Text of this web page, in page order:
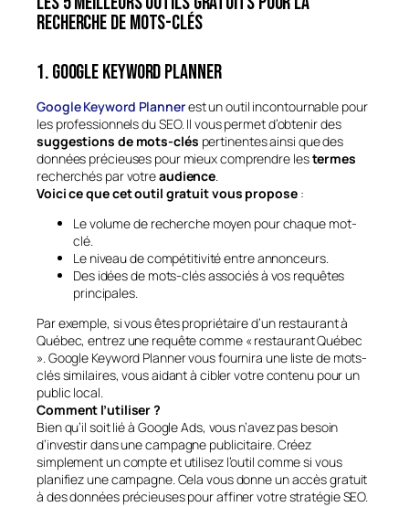
recherche de mots-clés
1. Google Keyword Planner
Google Keyword Plannerest un outil incontournable pour
les professionnels du SEO. Il vous permet d’obtenir des
suggestions de mots-clés pertinentes ainsi que des
données précieuses pour mieux comprendre lestermes
recherchés par votreaudience.
Voici ce que cet outil gratuit vous propose :
Le volume de recherche moyen pour chaque mot-
clé.
Le niveau de compétitivité entre annonceurs.
Des idées de mots-clés associés à vos requêtes
principales.
Par exemple, si vous êtes propriétaire d’un restaurant à
Québec, entrez une requête comme « restaurant Québec
». Google Keyword Planner vous fournira une liste de mots-
clés similaires, vous aidant à cibler votre contenu pour un
public local.
Comment l’utiliser ?
Bien qu’il soit lié à Google Ads, vous n’avez pas besoin
d’investir dans une campagne publicitaire. Créez
simplement un compte et utilisez l’outil comme si vous
planifiez une campagne. Cela vous donne un accès gratuit
à des données précieuses pour affiner votre stratégie SEO.